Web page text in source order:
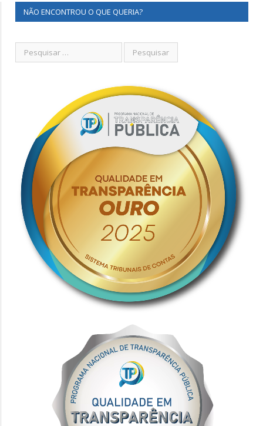
NÃO ENCONTROU O QUE QUERIA?